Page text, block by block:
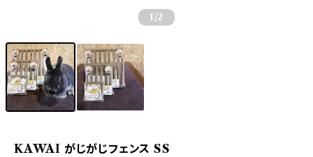
1 /2
KAWAI がじがじフェンス SS